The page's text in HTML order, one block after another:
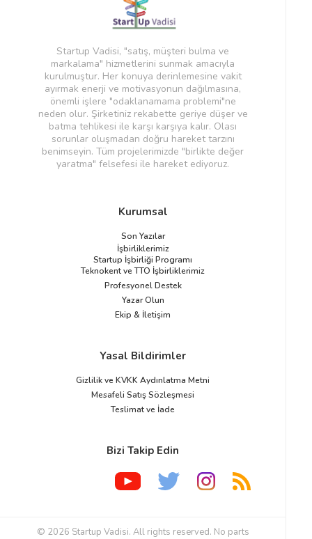
Startup Vadisi, "satış, müşteri bulma ve
markalama" hizmetlerini sunmak amacıyla
kurulmuştur. Her konuya derinlemesine vakit
ayırmak enerji ve motivasyonun dağılmasına,
önemli işlere "odaklanamama problemi"ne
neden olur. Şirketiniz rekabette geriye düşer ve
batma tehlikesi ile karşı karşıya kalır. Olası
sorunlar oluşmadan doğru hareket tarzını
benimseyin. Tüm projelerimizde "birlikte değer
yaratma" felsefesi ile hareket ediyoruz.
Kurumsal
Son Yazılar
İşbirliklerimiz
Startup İşbirliği Programı
Teknokent ve TTO İşbirliklerimiz
Profesyonel Destek
Yazar Olun
Ekip & İletişim
Yasal Bildirimler
Gizlilik ve KVKK Aydınlatma Metni
Mesafeli Satış Sözleşmesi
Teslimat ve İade
Bizi Takip Edin
© 2026 Startup Vadisi. All rights reserved. No parts